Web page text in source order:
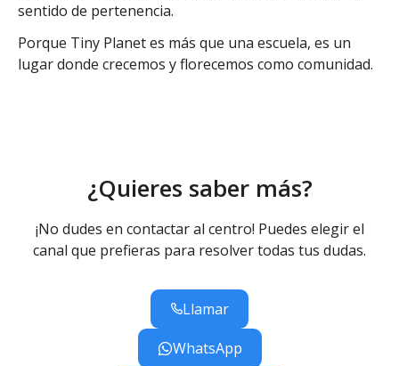
sentido de pertenencia.
Porque Tiny Planet es más que una escuela, es un
lugar donde crecemos y florecemos como comunidad.
¿Quieres saber más?
¡No dudes en contactar al centro! Puedes elegir el
canal que prefieras para resolver todas tus dudas.
Llamar
WhatsApp